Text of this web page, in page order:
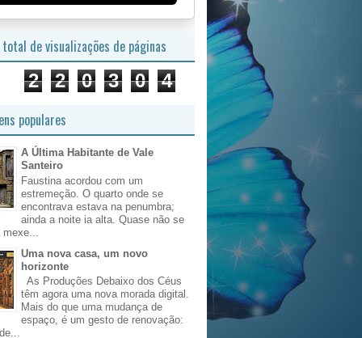
de visualizações de páginas
2 2 0 3 0 4
populares
A Última Habitante de Vale
Santeiro
Faustina acordou com um
estremeção. O quarto onde se
encontrava estava na penumbra;
ainda a noite ia alta. Quase não se
Uma nova casa, um novo
horizonte
As Produções Debaixo dos Céus
têm agora uma nova morada digital.
Mais do que uma mudança de
espaço, é um gesto de renovação: